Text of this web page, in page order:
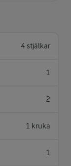
4 stjälkar
1
2
1 kruka
1